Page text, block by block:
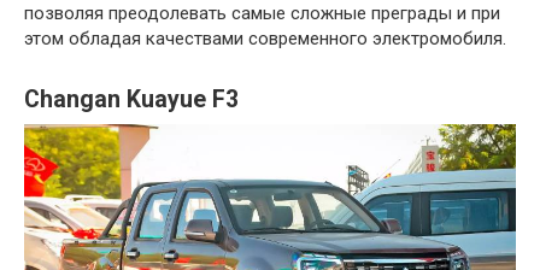
позволяя преодолевать самые сложные преграды и при
этом обладая качествами современного электромобиля.
Changan Kuayue F3